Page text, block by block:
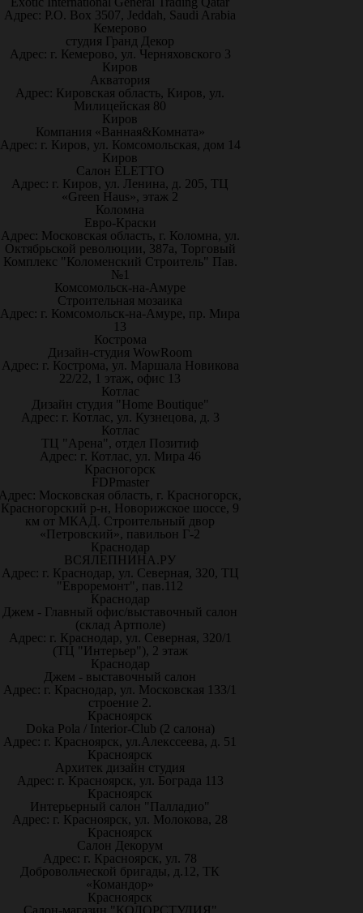
Адрес: P.O. Box 3507, Jeddah, Saudi Arabia
Кемерово
студия Гранд Декор
Адрес: г. Кемерово, ул. Черняховского 3
Киров
Акватория
Адрес: Кировская область, Киров, ул.
Милицейская 80
Киров
Компания «Ванная&Комната»
Адрес: г. Киров, ул. Комсомольская, дом 14
Киров
Салон ELETTO
Адрес: г. Киров, ул. Ленина, д. 205, ТЦ
«Green Haus», этаж 2
Коломна
Евро-Краски
Адрес: Московская область, г. Коломна, ул.
Октябрьской революции, 387а, Торговый
Комплекс "Коломенский Строитель" Пав.
№1
Комсомольск-на-Амуре
Строительная мозаика
Адрес: г. Комсомольск-на-Амуре, пр. Мира
13
Кострома
Дизайн-студия WowRoom
Адрес: г. Кострома, ул. Маршала Новикова
22/22, 1 этаж, офис 13
Котлас
Дизайн студия "Home Boutique"
Адрес: г. Котлас, ул. Кузнецова, д. 3
Котлас
ТЦ "Арена", отдел Позитиф
Адрес: г. Котлас, ул. Мира 46
Красногорск
FDPmaster
Московская область, г. Красногорск,
Красногорский р-н, Новорижское шоссе, 9
км от МКАД. Строительный двор
«Петровский», павильон Г-2
Краснодар
ВСЯЛЕПНИНА.РУ
Адрес: г. Краснодар, ул. Северная, 320, ТЦ
"Евроремонт", пав.112
Краснодар
Джем - Главный офис/выставочный салон
(склад Артполе)
Адрес: г. Краснодар, ул. Северная, 320/1
(ТЦ "Интерьер"), 2 этаж
Краснодар
Джем - выставочный салон
Адрес: г. Краснодар, ул. Московская 133/1
строение 2.
Красноярск
Doka Pola / Interior-Club (2 салона)
Адрес: г. Красноярск, ул.Алекссеева, д. 51
Красноярск
Архитек дизайн студия
Адрес: г. Красноярск, ул. Бограда 113
Красноярск
Интерьерный салон "Палладио"
Адрес: г. Красноярск, ул. Молокова, 28
Красноярск
Салон Декорум
Адрес: г. Красноярск, ул. 78
Добровольческой бригады, д.12, ТК
«Командор»
Красноярск
Салон-магазин "КОЛОРСТУДИЯ"